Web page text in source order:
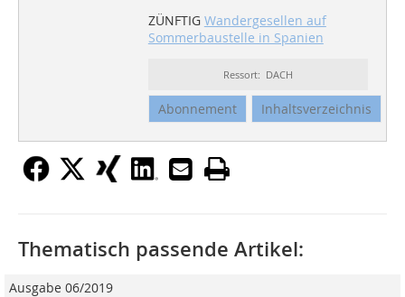
ZÜNFTIG Wandergesellen auf
Sommerbaustelle in Spanien
Ressort: DACH
Abonnement Inhaltsverzeichnis
Thematisch passende Artikel:
Ausgabe 06/2019